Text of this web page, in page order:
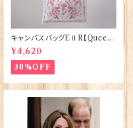
キャンバスバッグEⅡR【Queen
ElizabethⅡ Commemorativ
e】Victoria Eggs 90332
¥4,620
30%OFF